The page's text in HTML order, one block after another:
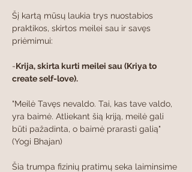
Šį kartą mūsų laukia trys nuostabios
praktikos, skirtos meilei sau ir savęs
priėmimui:
-Krija, skirta kurti meilei sau (Kriya to
create self-love).
"Meilė Tavęs nevaldo. Tai, kas tave valdo,
yra baimė. Atliekant šią kriją, meilė gali
būti pažadinta, o baimė prarasti galią"
(Yogi Bhajan)
Šia trumpa fizinių pratimų seka laiminsime